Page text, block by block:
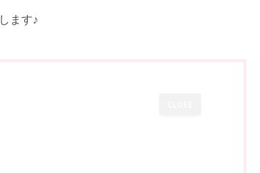
ます♪